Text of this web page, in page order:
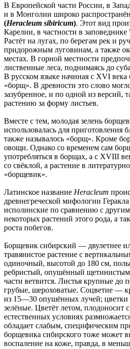
В Европейской части России, в
и в Монголии широко распространён
(Heracleum sibiricum). Этот вид
Карелии, в частности в
Растёт на лугах, по берегам рек и
придорожным луговинам, а также
местах. В горной местности
лиственные леса, поднимаясь до
В русском языке начиная с XVI
«борщ». В древности это слово
зазубренное, и по одной из версий,
растению за форму листьев.
Вместе с тем, молодая зелень
использовалась для приготовления
также называлось «борщ». Кроме
овощи. Однако со временем сам
употребляться в борщах, а с XVIII
со свёклой, а растение в
«борщевик».
Латинское название Heracleum
древнегреческой мифологии
исполинские по сравнению с
некоторых растений этого рода, а
роста побегов.
Борщевик сибирский — двулетнее
травянистое растение с
одиночный, высотой до 180 см,
ребристый, опушённый
части ветвится. Листья крупные до
грубые, шероховатые. Соцветие —
из 15—30 опушённых лучей; цветки
зелёные. Цветёт летом, плодоносит
естественных условиях
обладает слабым, специфическим
борщевика сибирского тоже может
воспаление на коже, правда, в